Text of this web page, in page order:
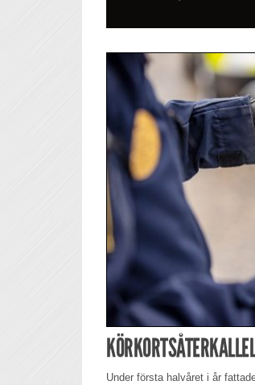
Under första halvåret i år